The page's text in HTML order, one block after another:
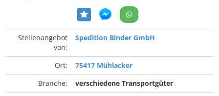
Stellenangebot
von:
Spedition Binder GmbH
Ort:
75417 Mühlacker
Branche:
verschiedene Transportgüter